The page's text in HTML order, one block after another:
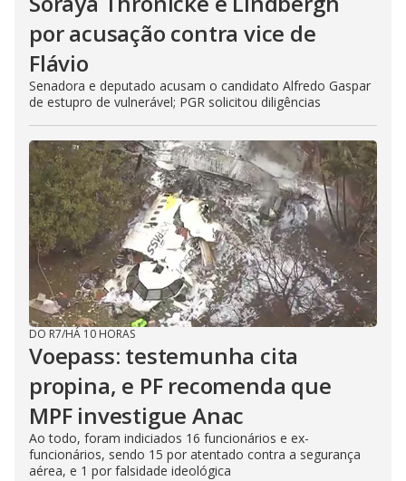
por acusação contra vice de
Flávio
Senadora e deputado acusam o candidato Alfredo Gaspar
de estupro de vulnerável; PGR solicitou diligências
DO R7/HÁ 10 HORAS
Voepass: testemunha cita
propina, e PF recomenda que
MPF investigue Anac
Ao todo, foram indiciados 16 funcionários e ex-
funcionários, sendo 15 por atentado contra a segurança
aérea, e 1 por falsidade ideológica